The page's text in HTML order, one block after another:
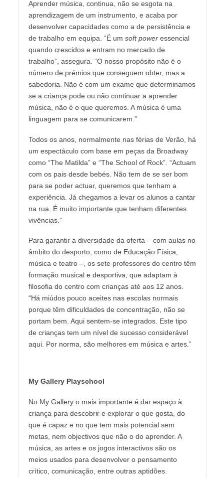
Aprender música, continua, não se esgota na
aprendizagem de um instrumento, e acaba por
desenvolver capacidades como a de persistência e
de trabalho em equipa. “É um soft poweressencial
quando crescidos e entram no mercado de
trabalho”, assegura. “O nosso propósito não é o
número de prémios que conseguem obter, mas a
sabedoria. Não é com um exame que determinamos
se a criança pode ou não continuar a aprender
música, não é o que queremos. A música é uma
linguagem para se comunicarem.”
Todos os anos, normalmente nas férias de Verão, há
um espectáculo com base em peças da Broadway
como “The Matilda” e “The School of Rock”. “Actuam
com os pais desde bebés. Não tem de se ser bom
para se poder actuar, queremos que tenham a
experiência. Já chegamos a levar os alunos a cantar
na rua. É muito importante que tenham diferentes
vivências.”
Para garantir a diversidade da oferta – com aulas no
âmbito do desporto, como de Educação Física,
música e teatro –, os sete professores do centro têm
formação musical e desportiva, que adaptam à
filosofia do centro com crianças até aos 12 anos.
“Há miúdos pouco aceites nas escolas normais
porque têm dificuldades de concentração, não se
portam bem. Aqui sentem-se integrados. Este tipo
de crianças tem um nível de sucesso considerável
aqui. Por norma, são melhores em música e artes.”
My Gallery Playschool
No My Gallery o mais importante é dar espaço à
criança para descobrir e explorar o que gosta, do
que é capaz e no que tem mais potencial sem
metas, nem objectivos que não o do aprender. A
música, as artes e os jogos interactivos são os
meios usados para desenvolver o pensamento
crítico, comunicação, entre outras aptidões.